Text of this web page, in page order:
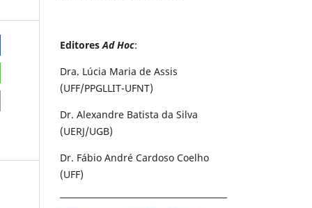
EditoresAd Hoc:
Dra. Lúcia Maria de Assis
(UFF/PPGLLIT-UFNT)
Dr. Alexandre Batista da Silva
(UERJ/UGB)
Dr. Fábio André Cardoso Coelho
(UFF)